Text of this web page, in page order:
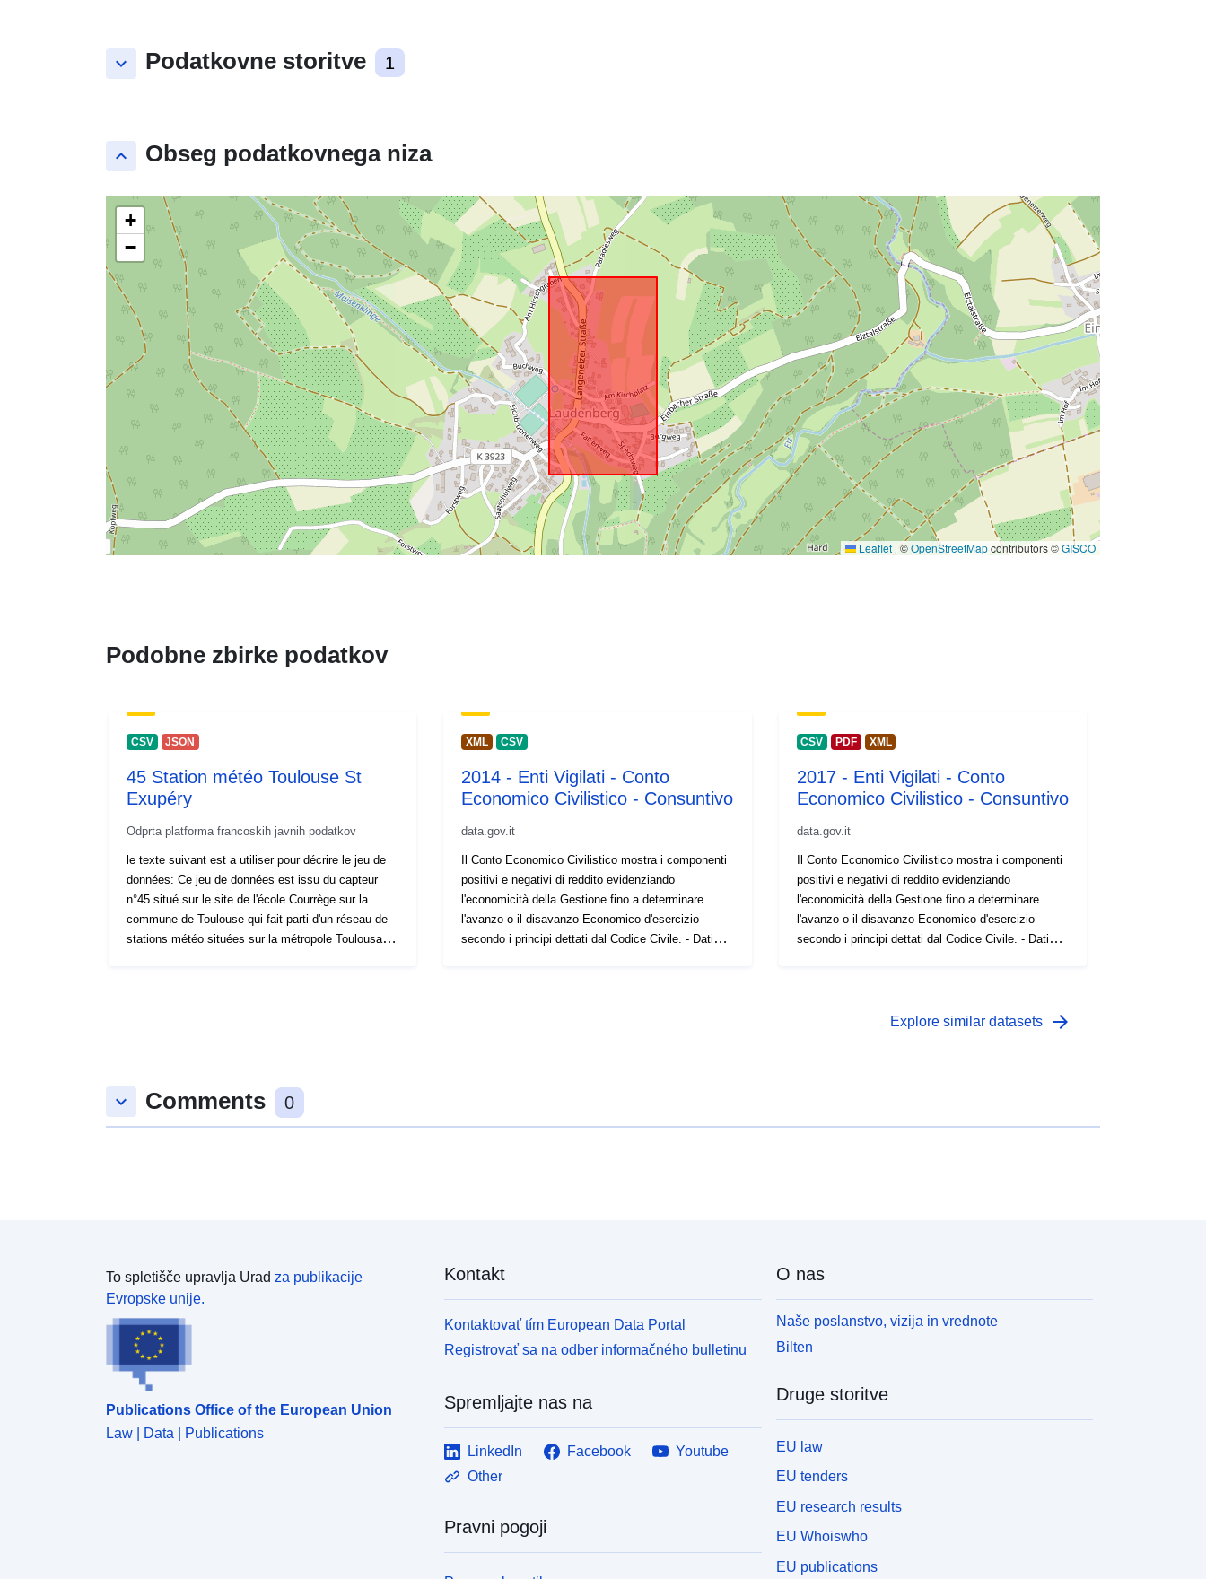
keyboard_arrow_down Podatkovne storitve 1
keyboard_arrow_up Obseg podatkovnega niza
+
−
Leaflet |©OpenStreetMapcontributors ©GISCO
Podobne zbirke podatkov
CSV JSON
45 Station météo Toulouse St
Exupéry
Odprta platforma francoskih javnih podatkov
le texte suivant est a utiliser pour décrire le jeu de
données: Ce jeu de données est issu du capteur
n°45 situé sur le site de l'école Courrège sur la
commune de Toulouse qui fait parti d'un réseau de
stations météo situées sur la métropole Toulousaine
XML CSV
2014 - Enti Vigilati - Conto
Economico Civilistico - Consuntivo
data.gov.it
Il Conto Economico Civilistico mostra i componenti
positivi e negativi di reddito evidenziando
l'economicità della Gestione fino a determinare
l'avanzo o il disavanzo Economico d'esercizio
secondo i principi dettati dal Codice Civile. - Dati
CSV PDF XML
2017 - Enti Vigilati - Conto
Economico Civilistico - Consuntivo
data.gov.it
Il Conto Economico Civilistico mostra i componenti
positivi e negativi di reddito evidenziando
l'economicità della Gestione fino a determinare
l'avanzo o il disavanzo Economico d'esercizio
secondo i principi dettati dal Codice Civile. - Dati
Explore similar datasets arrow_forward
keyboard_arrow_down Comments 0
To spletišče upravlja Urad za publikacije
Evropske unije.
Publications Office of the European Union
Law | Data | Publications
Kontakt
Kontaktovať tím European Data Portal
Registrovať sa na odber informačného bulletinu
Spremljajte nas na
LinkedIn Facebook
Youtube
Other
Pravni pogoji
O nas
Naše poslanstvo, vizija in vrednote
Bilten
Druge storitve
EU law
EU tenders
EU research results
EU Whoiswho
EU publications